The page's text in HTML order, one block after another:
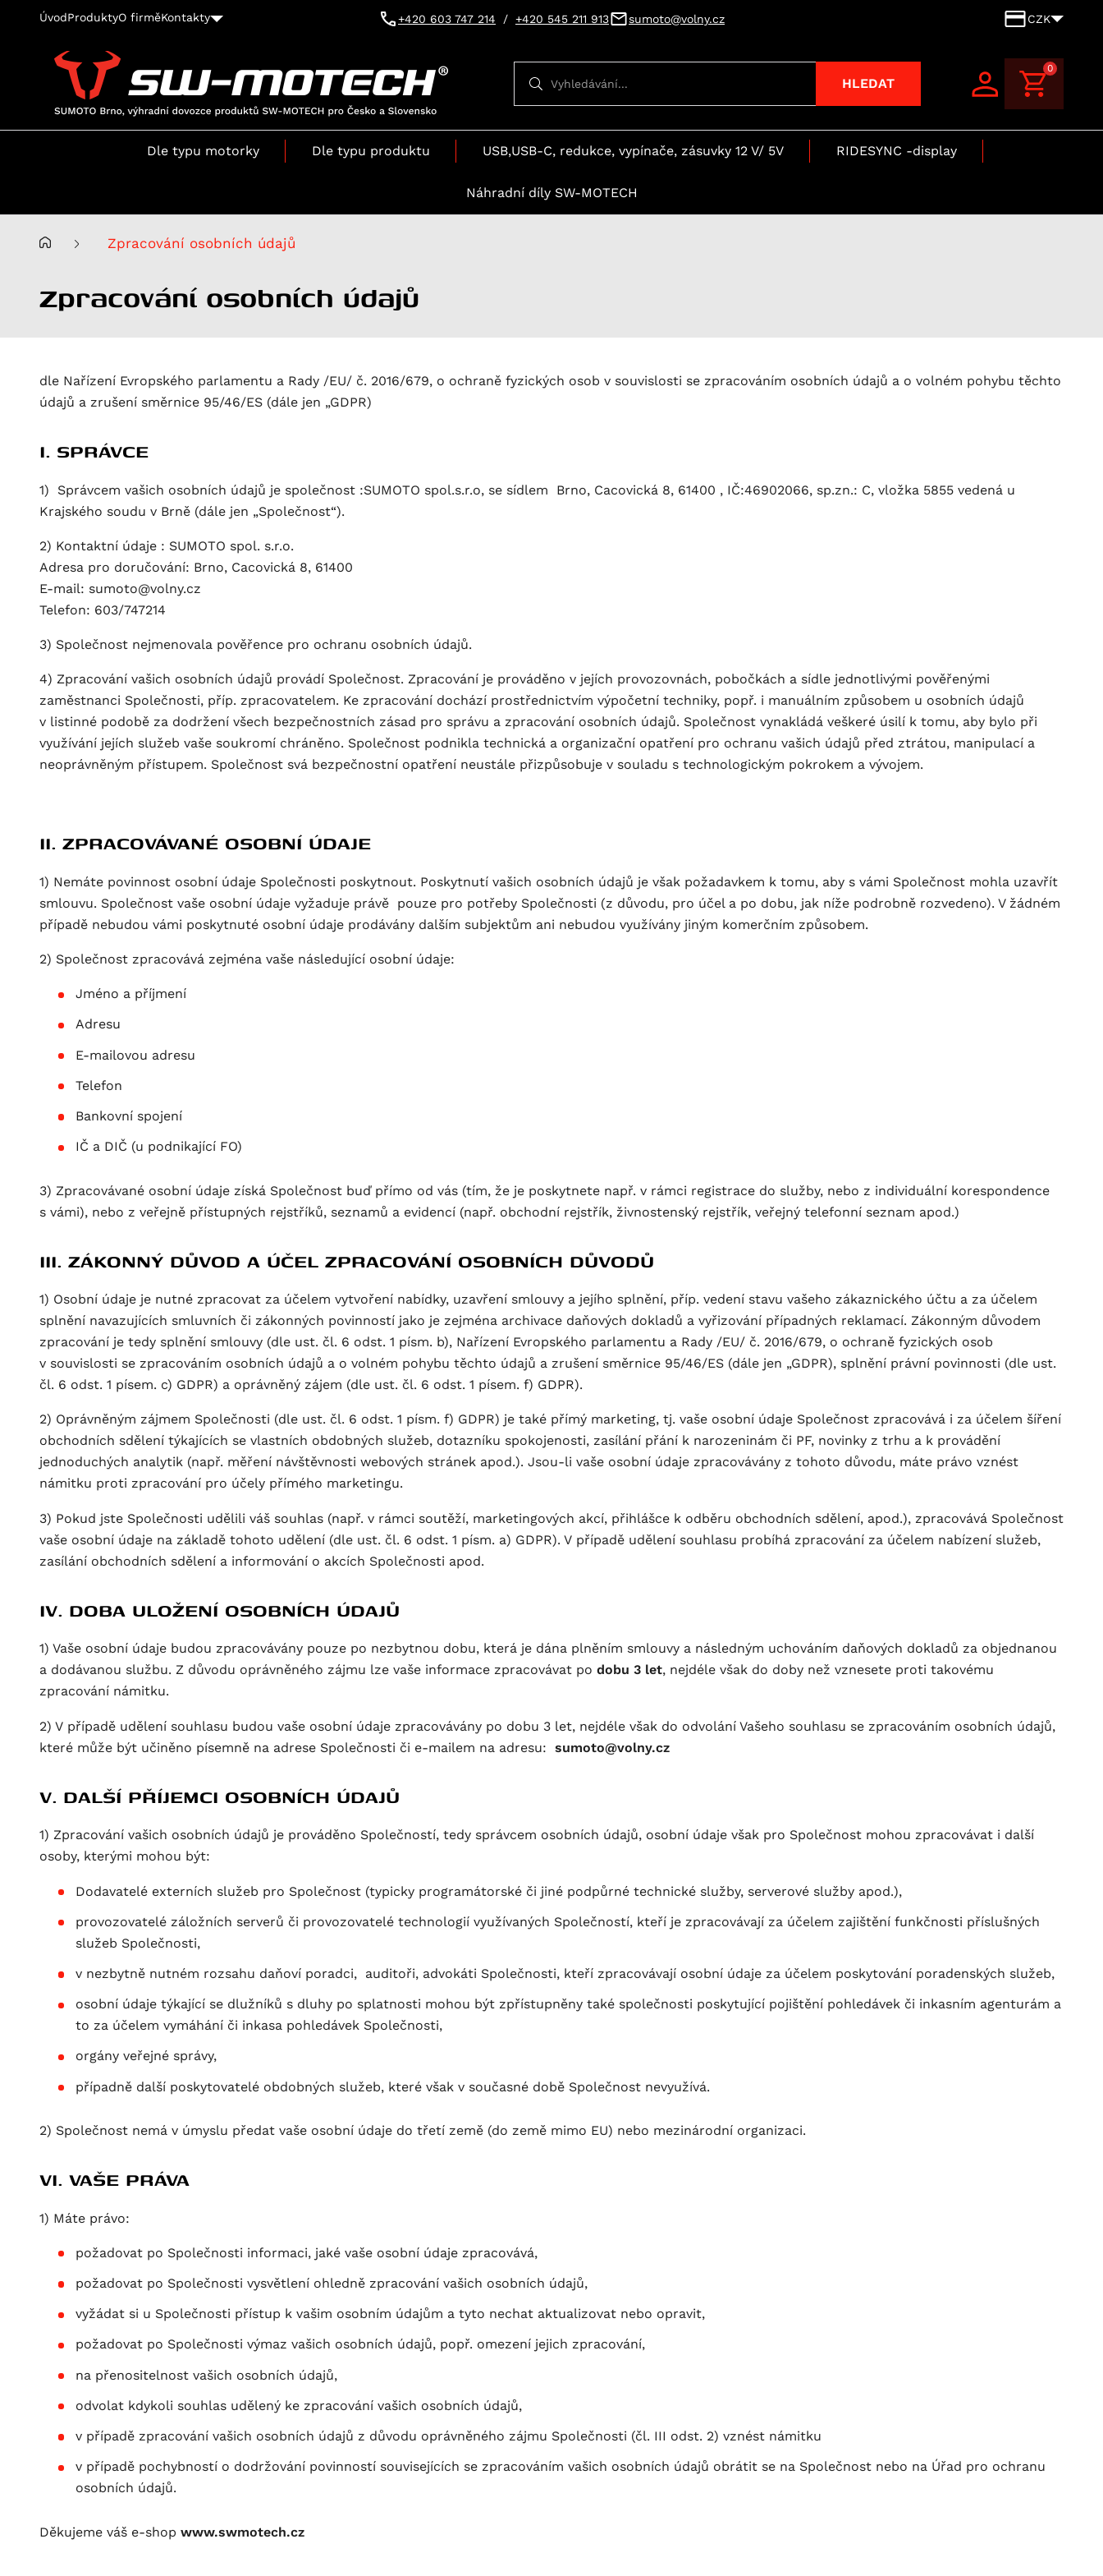
ÚvodProduktyO firměKontakty +420 603 747 214 / +420 545 211 913 sumoto@volny.cz CZK
SUMOTO
Brno,
výhradní
Česko
Slovensko
Vyhledávání
HLEDAT
0
Dle typu motorky Dle typu produktu USB,USB-C, redukce, vypínače, zásuvky 12 V/ 5V RIDESYNC -display
Náhradní díly SW-MOTECH
Zpracování osobních údajů
Zpracování osobních údajů
dle Nařízení Evropského parlamentu a Rady /EU/ č. 2016/679, o ochraně fyzických osob v souvislosti se zpracováním osobních údajů a o volném pohybu těchto
údajů a zrušení směrnice 95/46/ES (dále jen „GDPR)
I. SPRÁVCE
1) Správcem vašich osobních údajů je společnost :SUMOTO spol.s.r.o, se sídlem Brno, Cacovická 8, 61400 , IČ:46902066, sp.zn.: C, vložka 5855 vedená u
Krajského soudu v Brně (dále jen „Společnost“).
2) Kontaktní údaje : SUMOTO spol. s.r.o.
Adresa pro doručování: Brno, Cacovická 8, 61400
E-mail: sumoto@volny.cz
Telefon: 603/747214
3) Společnost nejmenovala pověřence pro ochranu osobních údajů.
4) Zpracování vašich osobních údajů provádí Společnost. Zpracování je prováděno v jejích provozovnách, pobočkách a sídle jednotlivými pověřenými
zaměstnanci Společnosti, příp. zpracovatelem. Ke zpracování dochází prostřednictvím výpočetní techniky, popř. i manuálním způsobem u osobních údajů
v listinné podobě za dodržení všech bezpečnostních zásad pro správu a zpracování osobních údajů. Společnost vynakládá veškeré úsilí k tomu, aby bylo při
využívání jejích služeb vaše soukromí chráněno. Společnost podnikla technická a organizační opatření pro ochranu vašich údajů před ztrátou, manipulací a
neoprávněným přístupem. Společnost svá bezpečnostní opatření neustále přizpůsobuje v souladu s technologickým pokrokem a vývojem.
II. ZPRACOVÁVANÉ OSOBNÍ ÚDAJE
1) Nemáte povinnost osobní údaje Společnosti poskytnout. Poskytnutí vašich osobních údajů je však požadavkem k tomu, aby s vámi Společnost mohla uzavřít
smlouvu. Společnost vaše osobní údaje vyžaduje právě pouze pro potřeby Společnosti (z důvodu, pro účel a po dobu, jak níže podrobně rozvedeno). V žádném
případě nebudou vámi poskytnuté osobní údaje prodávány dalším subjektům ani nebudou využívány jiným komerčním způsobem.
2) Společnost zpracovává zejména vaše následující osobní údaje:
Jméno a příjmení
Adresu
E-mailovou adresu
Telefon
Bankovní spojení
IČ a DIČ (u podnikající FO)
3) Zpracovávané osobní údaje získá Společnost buď přímo od vás (tím, že je poskytnete např. v rámci registrace do služby, nebo z individuální korespondence
s vámi), nebo z veřejně přístupných rejstříků, seznamů a evidencí (např. obchodní rejstřík, živnostenský rejstřík, veřejný telefonní seznam apod.)
III. ZÁKONNÝ DŮVOD A ÚČEL ZPRACOVÁNÍ OSOBNÍCH DŮVODŮ
1) Osobní údaje je nutné zpracovat za účelem vytvoření nabídky, uzavření smlouvy a jejího splnění, příp. vedení stavu vašeho zákaznického účtu a za účelem
splnění navazujících smluvních či zákonných povinností jako je zejména archivace daňových dokladů a vyřizování případných reklamací. Zákonným důvodem
zpracování je tedy splnění smlouvy (dle ust. čl. 6 odst. 1 písm. b), Nařízení Evropského parlamentu a Rady /EU/ č. 2016/679, o ochraně fyzických osob
v souvislosti se zpracováním osobních údajů a o volném pohybu těchto údajů a zrušení směrnice 95/46/ES (dále jen „GDPR), splnění právní povinnosti (dle ust.
čl. 6 odst. 1 písem. c) GDPR) a oprávněný zájem (dle ust. čl. 6 odst. 1 písem. f) GDPR).
2) Oprávněným zájmem Společnosti (dle ust. čl. 6 odst. 1 písm. f) GDPR) je také přímý marketing, tj. vaše osobní údaje Společnost zpracovává i za účelem šíření
obchodních sdělení týkajících se vlastních obdobných služeb, dotazníku spokojenosti, zasílání přání k narozeninám či PF, novinky z trhu a k provádění
jednoduchých analytik (např. měření návštěvnosti webových stránek apod.). Jsou-li vaše osobní údaje zpracovávány z tohoto důvodu, máte právo vznést
námitku proti zpracování pro účely přímého marketingu.
3) Pokud jste Společnosti udělili váš souhlas (např. v rámci soutěží, marketingových akcí, přihlášce k odběru obchodních sdělení, apod.), zpracovává Společnost
vaše osobní údaje na základě tohoto udělení (dle ust. čl. 6 odst. 1 písm. a) GDPR). V případě udělení souhlasu probíhá zpracování za účelem nabízení služeb,
zasílání obchodních sdělení a informování o akcích Společnosti apod.
IV. DOBA ULOŽENÍ OSOBNÍCH ÚDAJŮ
1) Vaše osobní údaje budou zpracovávány pouze po nezbytnou dobu, která je dána plněním smlouvy a následným uchováním daňových dokladů za objednanou
a dodávanou službu. Z důvodu oprávněného zájmu lze vaše informace zpracovávat po dobu 3 let, nejdéle však do doby než vznesete proti takovému
zpracování námitku.
2) V případě udělení souhlasu budou vaše osobní údaje zpracovávány po dobu 3 let, nejdéle však do odvolání Vašeho souhlasu se zpracováním osobních údajů,
které může být učiněno písemně na adrese Společnosti či e-mailem na adresu: sumoto@volny.cz
V. DALŠÍ PŘÍJEMCI OSOBNÍCH ÚDAJŮ
1) Zpracování vašich osobních údajů je prováděno Společností, tedy správcem osobních údajů, osobní údaje však pro Společnost mohou zpracovávat i další
osoby, kterými mohou být:
Dodavatelé externích služeb pro Společnost (typicky programátorské či jiné podpůrné technické služby, serverové služby apod.),
provozovatelé záložních serverů či provozovatelé technologií využívaných Společností, kteří je zpracovávají za účelem zajištění funkčnosti příslušných
služeb Společnosti,
v nezbytně nutném rozsahu daňoví poradci, auditoři, advokáti Společnosti, kteří zpracovávají osobní údaje za účelem poskytování poradenských služeb,
osobní údaje týkající se dlužníků s dluhy po splatnosti mohou být zpřístupněny také společnosti poskytující pojištění pohledávek či inkasním agenturám a
to za účelem vymáhání či inkasa pohledávek Společnosti,
orgány veřejné správy,
případně další poskytovatelé obdobných služeb, které však v současné době Společnost nevyužívá.
2) Společnost nemá v úmyslu předat vaše osobní údaje do třetí země (do země mimo EU) nebo mezinárodní organizaci.
VI. VAŠE PRÁVA
1) Máte právo:
požadovat po Společnosti informaci, jaké vaše osobní údaje zpracovává,
požadovat po Společnosti vysvětlení ohledně zpracování vašich osobních údajů,
vyžádat si u Společnosti přístup k vašim osobním údajům a tyto nechat aktualizovat nebo opravit,
požadovat po Společnosti výmaz vašich osobních údajů, popř. omezení jejich zpracování,
na přenositelnost vašich osobních údajů,
odvolat kdykoli souhlas udělený ke zpracování vašich osobních údajů,
v případě zpracování vašich osobních údajů z důvodu oprávněného zájmu Společnosti (čl. III odst. 2) vznést námitku
v případě pochybností o dodržování povinností souvisejících se zpracováním vašich osobních údajů obrátit se na Společnost nebo na Úřad pro ochranu
osobních údajů.
Děkujeme váš e-shop www.swmotech.cz